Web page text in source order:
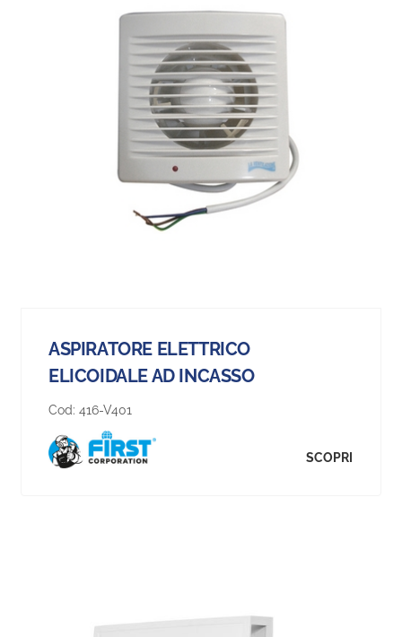
ASPIRATORE ELETTRICO
ELICOIDALE AD INCASSO
Cod: 416-V401
SCOPRI